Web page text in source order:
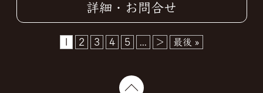
詳細・お問合せ
1 2 3 4 5 > 最後 »